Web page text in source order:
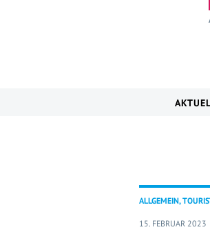
ALLGEMEIN,
15. FEBRUAR 2023